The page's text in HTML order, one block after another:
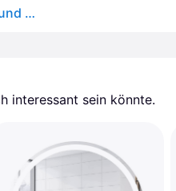
Masterjero, Kosmetikspiegel, Mirror Enlighted LED Luna Round D60
interessant sein könnte.